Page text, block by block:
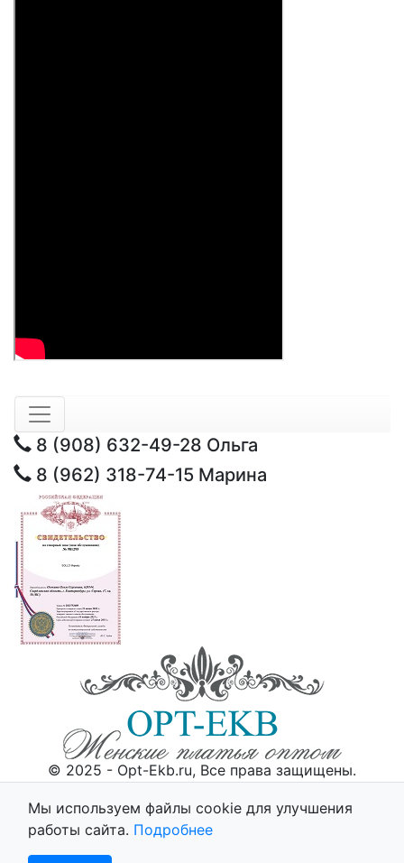
8 (908) 632-49-28 Ольга
8 (962) 318-74-15 Марина
© 2025 - Opt-Ekb.ru, Все права защищены.
Мы используем файлы cookie для улучшения
работы сайта. Подробнее